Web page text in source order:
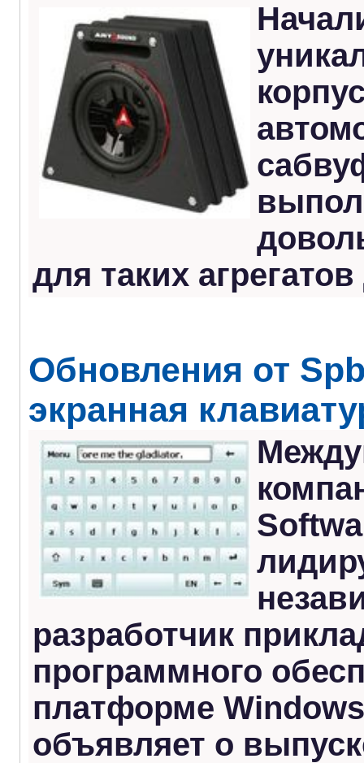
для таких
Обновления от
экранная
разработчик
программного
платформе
объявляет о